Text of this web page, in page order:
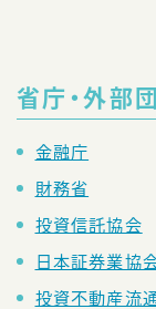
省庁・外部
金融庁
財務省
投資信託協会
日本証券業協
投資不動産流